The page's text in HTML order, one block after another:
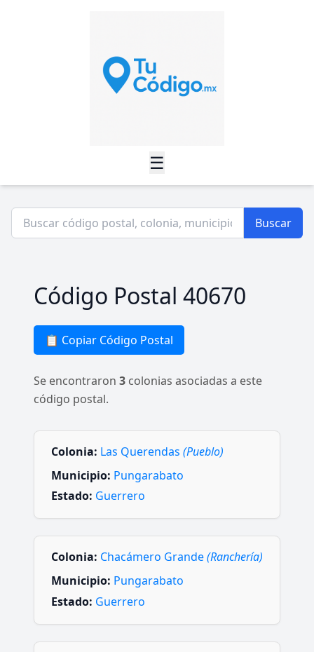
☰
Buscar
Código Postal 40670
📋 Copiar Código Postal
Se encontraron 3 colonias asociadas a este
código postal.
Colonia: Las Querendas (Pueblo)
Municipio: Pungarabato
Estado: Guerrero
Colonia: Chacámero Grande(Ranchería)
Municipio: Pungarabato
Estado: Guerrero